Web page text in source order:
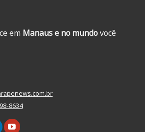
em Manaus e no mundovocê
8634